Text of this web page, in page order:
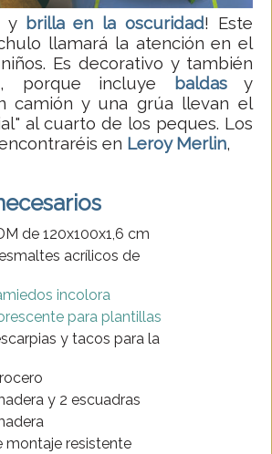
y brilla en la oscuridad! Este
llamará la atención en el
Es decorativo y también
porque incluye
baldasy
camión y una grúa llevan el
al cuarto de los peques. Los
en Leroy Merlin,
de 120x100x1,6 cm
acrílicos de
incolora
para plantillas
y tacos para la
y 2 escuadras
montaje resistente